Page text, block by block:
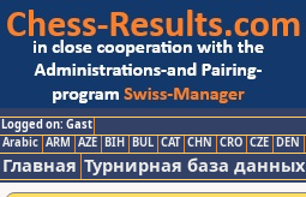
Logged on: Gast
Arabic ARM AZE BIH BUL CAT CHN CRO CZE DEN
Главная Турнирная база данных